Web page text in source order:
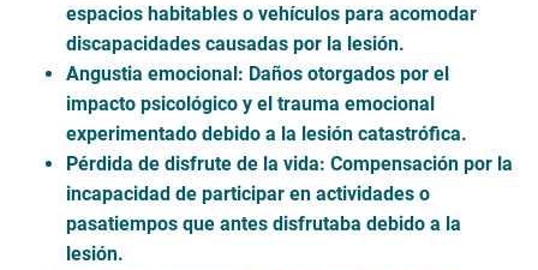
espacios habitables o vehículos para acomodar
discapacidades causadas por la lesión.
Angustia emocional: Daños otorgados por el
impacto psicológico y el trauma emocional
experimentado debido a la lesión catastrófica.
Pérdida de disfrute de la vida: Compensación por la
incapacidad de participar en actividades o
pasatiempos que antes disfrutaba debido a la
lesión.